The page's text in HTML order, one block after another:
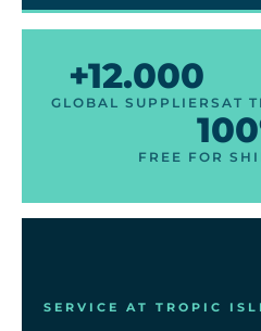
+12.000
GLOBAL SUPPLIERS AT
FREE FOR
SERVICE AT TROPIC